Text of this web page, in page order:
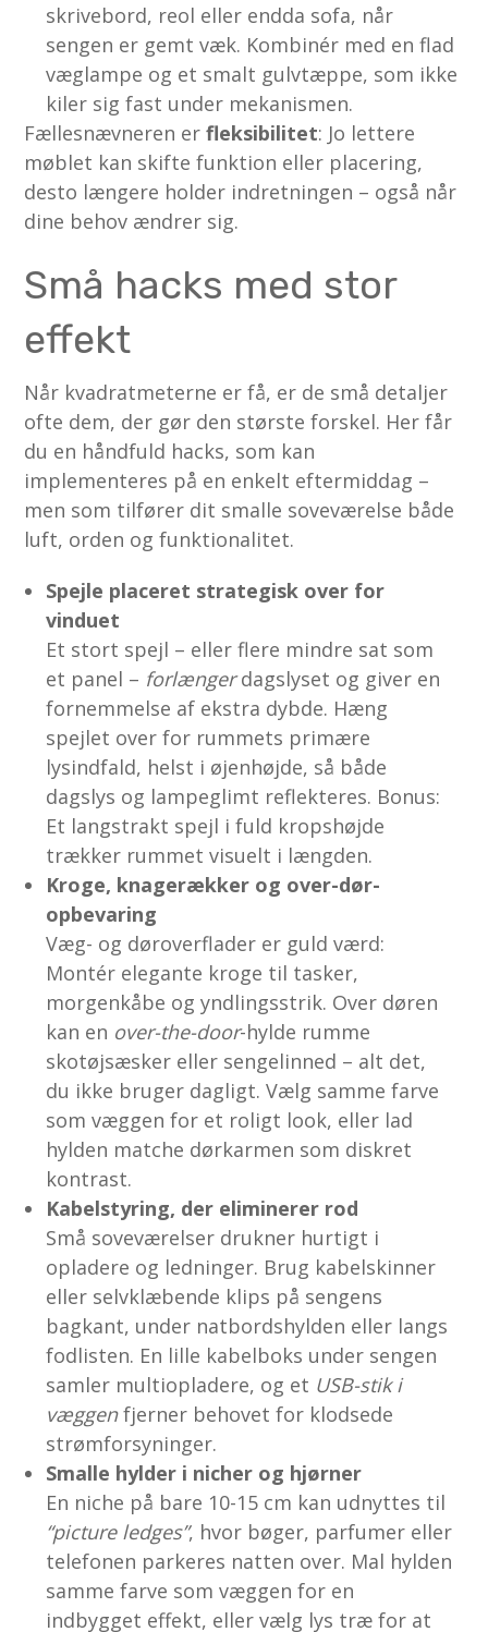
skrivebord, reol eller endda sofa, når
sengen er gemt væk. Kombinér med en flad
væglampe og et smalt gulvtæppe, som ikke
kiler sig fast under mekanismen.
Fællesnævneren erfleksibilitet: Jo lettere
møblet kan skifte funktion eller placering,
desto længere holder indretningen – også når
dine behov ændrer sig.
Små hacks med stor
effekt
Når kvadratmeterne er få, er de små detaljer
ofte dem, der gør den største forskel. Her får
du en håndfuld hacks, som kan
implementeres på en enkelt eftermiddag –
men som tilfører dit smalle soveværelse både
luft, orden og funktionalitet.
Spejle placeret strategisk over for
vinduet
Et stort spejl – eller flere mindre sat som
et panel – forlængerdagslyset og giver en
fornemmelse af ekstra dybde. Hæng
spejlet over for rummets primære
lysindfald, helst i øjenhøjde, så både
dagslys og lampeglimt reflekteres. Bonus:
Et langstrakt spejl i fuld kropshøjde
trækker rummet visuelt i længden.
Kroge, knagerækker og over-dør-
opbevaring
Væg- og døroverflader er guld værd:
Montér elegante kroge til tasker,
morgenkåbe og yndlingsstrik. Over døren
kan en over-the-door-hylde rumme
skotøjsæsker eller sengelinned – alt det,
du ikke bruger dagligt. Vælg samme farve
som væggen for et roligt look, eller lad
hylden matche dørkarmen som diskret
kontrast.
Kabelstyring, der eliminerer rod
Små soveværelser drukner hurtigt i
opladere og ledninger. Brug kabelskinner
eller selvklæbende klips på sengens
bagkant, under natbordshylden eller langs
fodlisten. En lille kabelboks under sengen
samler multiopladere, og et USB-stik i
væggenfjerner behovet for klodsede
strømforsyninger.
Smalle hylder i nicher og hjørner
En niche på bare 10-15 cm kan udnyttes til
“picture ledges”, hvor bøger, parfumer eller
telefonen parkeres natten over. Mal hylden
samme farve som væggen for en
indbygget effekt, eller vælg lys træ for at